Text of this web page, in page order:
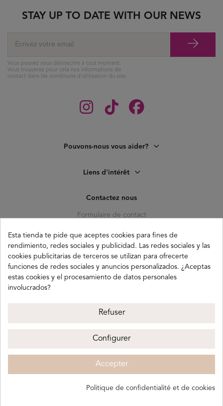
Pouvons-nous vous aider?
Liens d'intérêt
Contactez nous
Formulaire de contact
C. Pagés del Corro, 133, b
41010 (Triana) Sevilla
info@buganco.com
STAY UP TO DATE WITH OUR NEWS
Vous pouvez vous désinscrire à tout moment.
Vous trouverez pour cela nos informations de
contact dans les conditions d'utilisation du site.
Buganco 2026
Politique de confidentialité
Politique de cookies
Esta tienda te pide que aceptes cookies para fines de
rendimiento, redes sociales y publicidad. Las redes sociales y las
cookies publicitarias de terceros se utilizan para ofrecerte
funciones de redes sociales y anuncios personalizados. ¿Aceptas
estas cookies y el procesamiento de datos personales
involucrados?
Refuser
Configurer
Accepter
Politique de confidentialité et de cookies